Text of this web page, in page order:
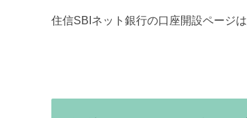
住信SBIネット銀行の口座開設ページは